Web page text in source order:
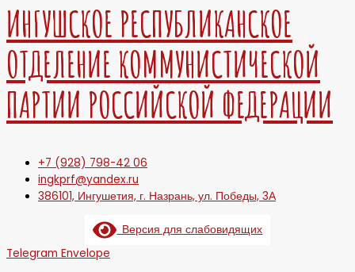
ИНГУШСКОЕ РЕСПУБЛИКАНСКОЕ
ОТДЕЛЕНИЕ КОММУНИСТИЧЕСКОЙ
ПАРТИИ РОССИЙСКОЙ ФЕДЕРАЦИИ
+7 (928) 798-42 06
ingkprf@yandex.ru
386101, Ингушетия, г. Назрань, ул. Победы, 3А
Версия для слабовидящих
Telegram Envelope